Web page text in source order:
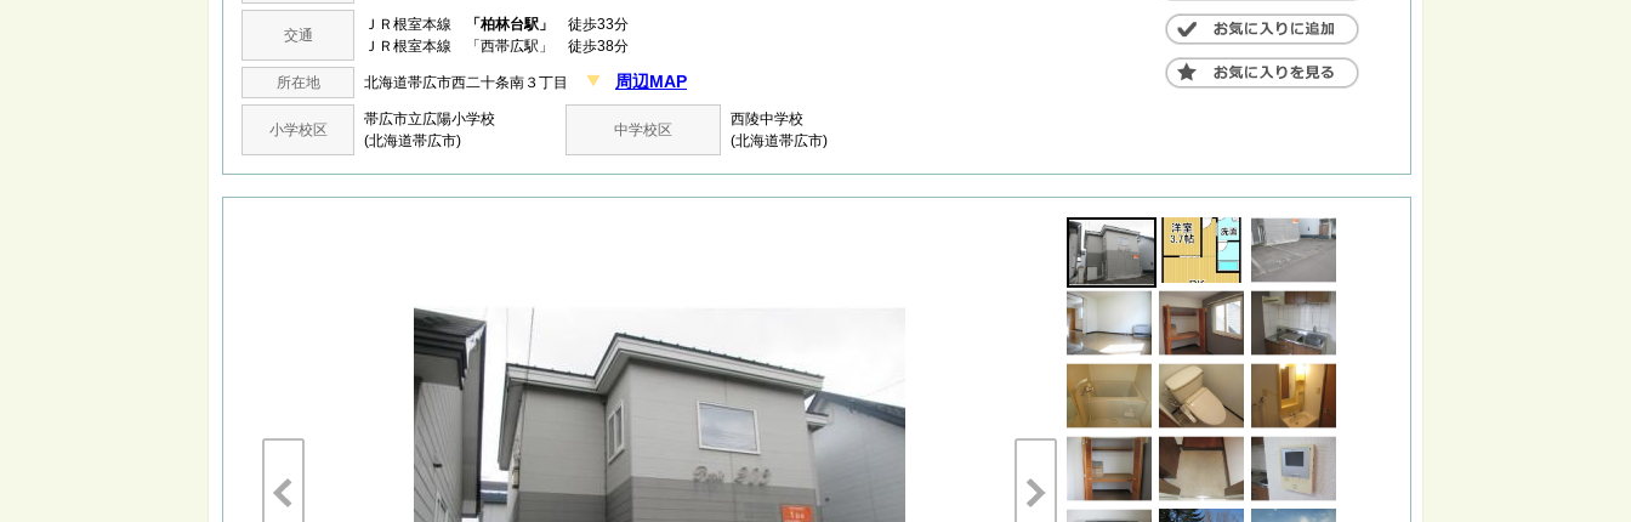
交通
ＪＲ根室本線 「柏林台駅」
徒歩33分
ＪＲ根室本線 「西帯広駅」 徒歩38分
所在地 北海道帯広市西二十条南３丁目 周辺MAP
小学校区
帯広市立広陽小学校
(北海道帯広市)
中学校区
西陵中学校
(北海道帯広市)